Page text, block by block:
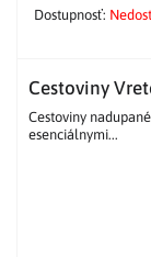
Dostupnosť:
Cestoviny
Cestoviny
esenciálnymi...